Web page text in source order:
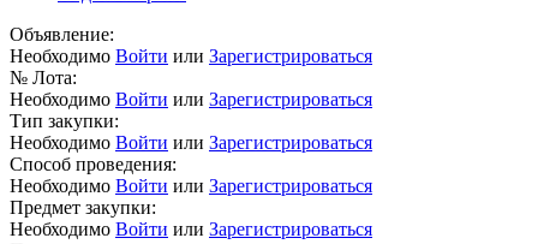
Объявление:
Необходимо Войти или Зарегистрироваться
№ Лота:
Необходимо Войти или Зарегистрироваться
Тип закупки:
Необходимо Войти или Зарегистрироваться
Способ проведения:
Необходимо Войти или Зарегистрироваться
Предмет закупки:
Необходимо Войти или Зарегистрироваться